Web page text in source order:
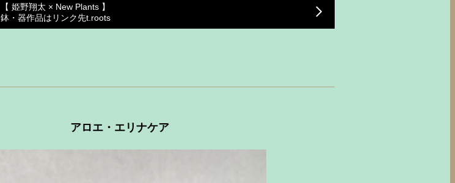
【 姫野翔太 × New Plants 】
鉢・器作品はリンク先t.roots
アロエ・エリナケア